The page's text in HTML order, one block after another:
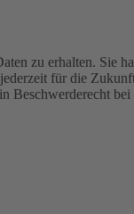
zu erhalten. Sie
für die
Beschwerderecht